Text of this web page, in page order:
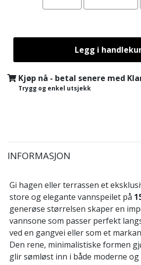
Legg i
Kjøp nå - betal senere med
Trygg og enkel utsjekk
INFORMASJON
Gi hagen eller terrassen et
store og elegante vannspeilet på
generøse størrelsen skaper en
vannsone som passer perfekt
ved en gangvei eller som et
Den rene, minimalistiske formen
glir sømløst inn i både moderne